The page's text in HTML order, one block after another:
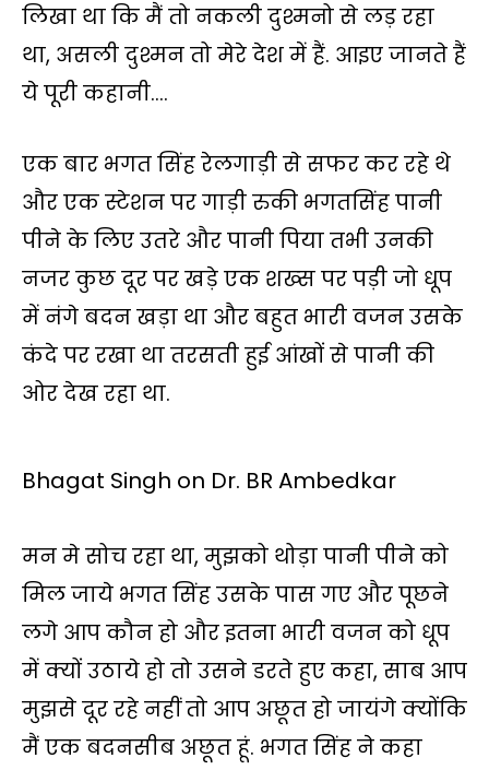
लिखा था कि मैं तो नकली दुश्मनो से लड़ रहा
था, असली दुश्मन तो मेरे देश में हैं. आइए जानते हैं
ये पूरी कहानी….
एक बार भगत सिंह रेलगाड़ी से सफर कर रहे थे
और एक स्टेशन पर गाड़ी रुकी भगतसिंह पानी
पीने के लिए उतरे और पानी पिया तभी उनकी
नजर कुछ दूर पर खड़े एक शख्स पर पड़ी जो धूप
में नंगे बदन खड़ा था और बहुत भारी वजन उसके
कंदे पर रखा था तरसती हुई आंखों से पानी की
ओर देख रहा था.
Bhagat Singh on Dr. BR Ambedkar
मन मे सोच रहा था, मुझको थोड़ा पानी पीने को
मिल जाये भगत सिंह उसके पास गए और पूछने
लगे आप कौन हो और इतना भारी वजन को धूप
में क्यों उठाये हो तो उसने डरते हुए कहा, साब आप
मुझसे दूर रहे नहीं तो आप अछूत हो जायंगे क्योंकि
मैं एक बदनसीब अछूत हूं. भगत सिंह ने कहा